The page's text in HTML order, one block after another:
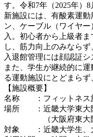
す。令和7年（2025年）
新施設には、有酸素運
ン、ケーブル（ワイヤ
入。初心者から上級者
し、筋力向上のみなら
入退館管理には顔認証
また、学生が継続的に
る運動施設にとどまら
【施設概要】
名称 ：フィットネス施
場所 ：近畿大学東大
（大阪府東大阪市小
対象 ：近畿大学生、